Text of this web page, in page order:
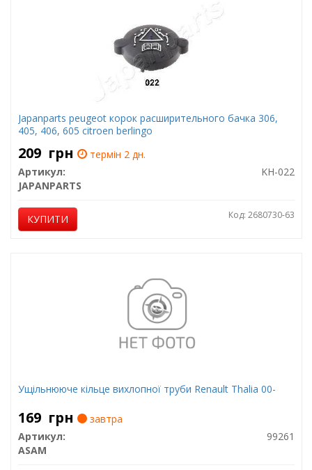
Japanparts peugeot корок расширительного бачка 306,
405, 406, 605 citroen berlingo
209 грн
термін 2 дн.
Артикул:
KH-022
JAPANPARTS
КУПИТИ Код: 2680730-63
Ущільнююче кільце вихлопної труби Renault Thalia 00-
169 грн
завтра
Артикул:
99261
ASAM